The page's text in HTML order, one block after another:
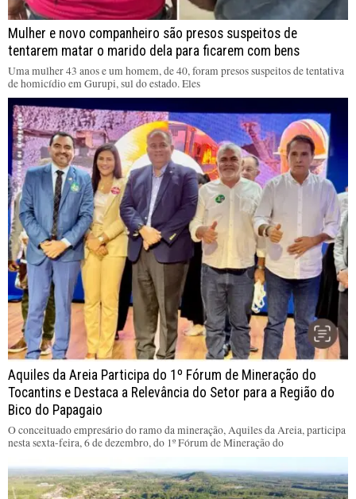
Mulher e novo companheiro são presos suspeitos de
tentarem matar o marido dela para ficarem com bens
Uma mulher 43 anos e um homem, de 40, foram presos suspeitos de tentativa
de homicídio em Gurupi, sul do estado. Eles
Aquiles da Areia Participa do 1º Fórum de Mineração do
Tocantins e Destaca a Relevância do Setor para a Região do
Bico do Papagaio
O conceituado empresário do ramo da mineração, Aquiles da Areia, participa
nesta sexta-feira, 6 de dezembro, do 1º Fórum de Mineração do